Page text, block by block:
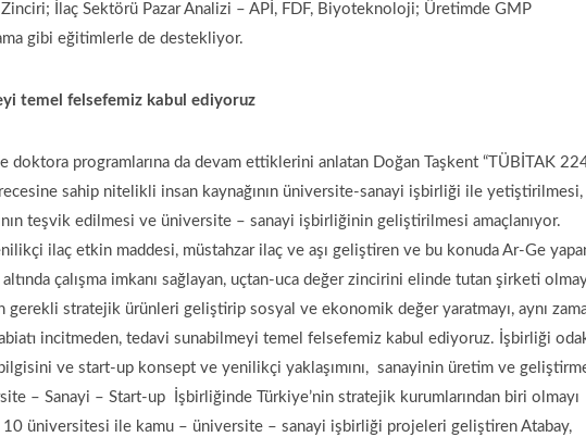
İlaç Sektörü Pazar Analizi – APİ, FDF, Biyoteknoloji; Üretimde GMP
gibi eğitimlerle de destekliyor.
temel felsefemiz kabul ediyoruz
doktora programlarına da devam ettiklerini anlatan Doğan Taşkent “TÜBİTAK
sahip nitelikli insan kaynağının üniversite-sanayi işbirliği ile yetiştirilmesi,
teşvik edilmesi ve üniversite – sanayi işbirliğinin geliştirilmesi amaçlanıyor.
ilaç etkin maddesi, müstahzar ilaç ve aşı geliştiren ve bu konuda Ar-Ge
çalışma imkanı sağlayan, uçtan-uca değer zincirini elinde tutan şirketi
stratejik ürünleri geliştirip sosyal ve ekonomik değer yaratmayı, aynı
incitmeden, tedavi sunabilmeyi temel felsefemiz kabul ediyoruz. İşbirliği
ve start-up konsept ve yenilikçi yaklaşımını, sanayinin üretim ve
– Sanayi – Start-up İşbirliğinde Türkiye’nin stratejik kurumlarından biri olmayı
10 üniversitesi ile kamu – üniversite – sanayi işbirliği projeleri geliştiren Atabay,